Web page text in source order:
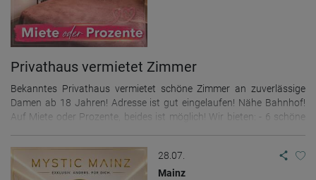
Privathaus vermietet Zimmer
Bekanntes Privathaus vermietet schöne Zimmer an zuverlässige
Damen ab 18 Jahren! Adresse ist gut eingelaufen! Nähe Bahnhof!
Auf Miete oder Prozente, beides ist möglich! Wir bieten: - 6 schöne
Alarm, Zimmersafe etc. - Küche, Bad, Gäste Bad, Gäste WC - WLAN -
Wäsche, Handtücher es ist alles vorhanden, es kann sofort
gearbeitet werden. Männliche Begleitung ist hier unerwünscht!!!
28.07.
Mainz